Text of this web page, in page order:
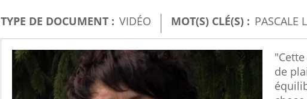
TYPE DE DOCUMENT : VIDÉO MOT(S) CLÉ(S) : PASCALE
de